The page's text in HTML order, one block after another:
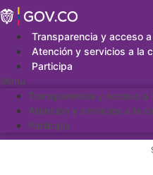
Saltar
al
contenidoTransparencia y acceso
Atención y servicios a la
Participa
Menu
Transparencia y acceso a
Atención y servicios a la
Participa